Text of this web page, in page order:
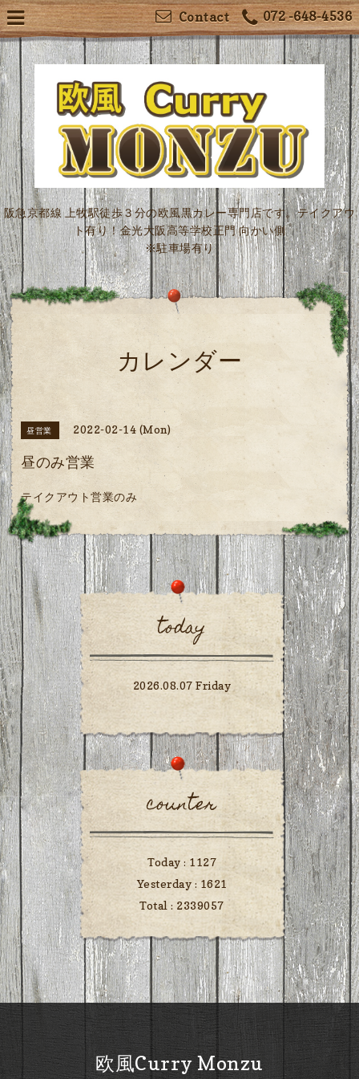
072 -648-4536
Contact
阪急京都線 上牧駅徒歩３分の欧風黒カレー専門店です。テイクアウ
ト有り！金光大阪高等学校正門 向かい側
※駐車場有り
カレンダー
昼営業 2022-02-14 (Mon)
昼のみ営業
テイクアウト営業のみ
today
2026.08.07 Friday
counter
Today : 1127
Yesterday : 1621
Total : 2339057
欧風Curry Monzu